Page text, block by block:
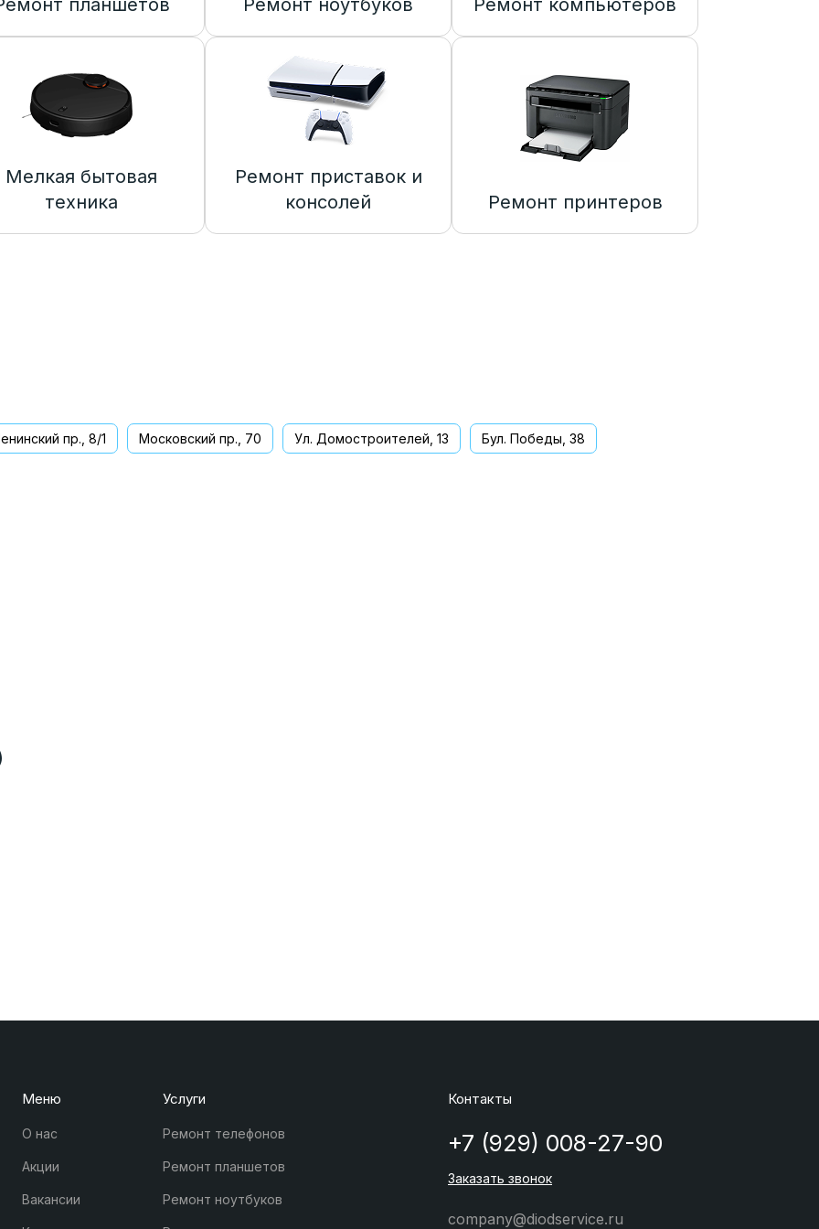
планшетов Ремонт ноутбуков Ремонт компьютеров
Мелкая бытовая
техника
Ремонт приставок и
консолей
Ремонт принтеров
пр., 8/1 Московский пр., 70 Ул. Домостроителей, 13 Бул. Победы, 38
Меню
О нас
Акции
Вакансии
Услуги
Ремонт телефонов
Ремонт планшетов
Ремонт ноутбуков
Контакты
+7 (929) 008-27-90
Заказать звонок
company@diodservice.ru